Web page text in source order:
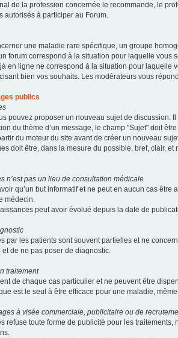
de la profession concernée le recommande, le
autorisés à participer au Forum.
une maladie rare spécifique, un groupe
forum correspond à la situation pour laquelle vous
en ligne ne correspond à la situation pour laquelle
bien vos souhaits. Les modérateurs vous
publics
pouvez proposer un nouveau sujet de
du thème d’un message, le champ "Sujet" doit
du moteur du site avant de créer un nouveau
doit être, dans la mesure du possible, bref, clair,
n’est pas un lieu de consultation médicale
qu’un but informatif et ne peut en aucun cas
médecin.
peut avoir évolué depuis la date de
par les patients sont souvent partielles et ne
de ne pas poser de diagnostic.
traitement
de chaque cas particulier et ne peuvent être
est le seul à être efficace pour une maladie,
à visée commerciale, publicitaire ou de
refuse toute forme de publicité pour les